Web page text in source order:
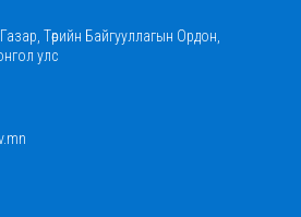
Төрийн Байгууллагын Ордон,
улс